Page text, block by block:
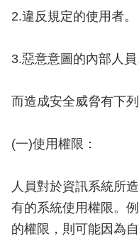
2.違反規定的使用者。
3.惡意意圖的內部人員
而造成安全威脅有下列
(一)使用權限：
人員對於資訊系統所
有的系統使用權限。
的權限，則可能因為